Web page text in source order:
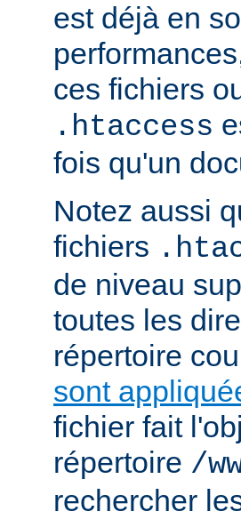
est déjà en
ces fichiers
.htaccess
fois qu'un
Notez aussi
fichiers
de niveau
toutes les
répertoire
sont
fichier fait
répertoire /
rechercher